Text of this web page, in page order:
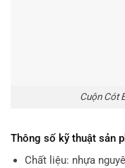
Cuộn Cót
Thông số kỹ thuật sản
Chất liệu: nhựa